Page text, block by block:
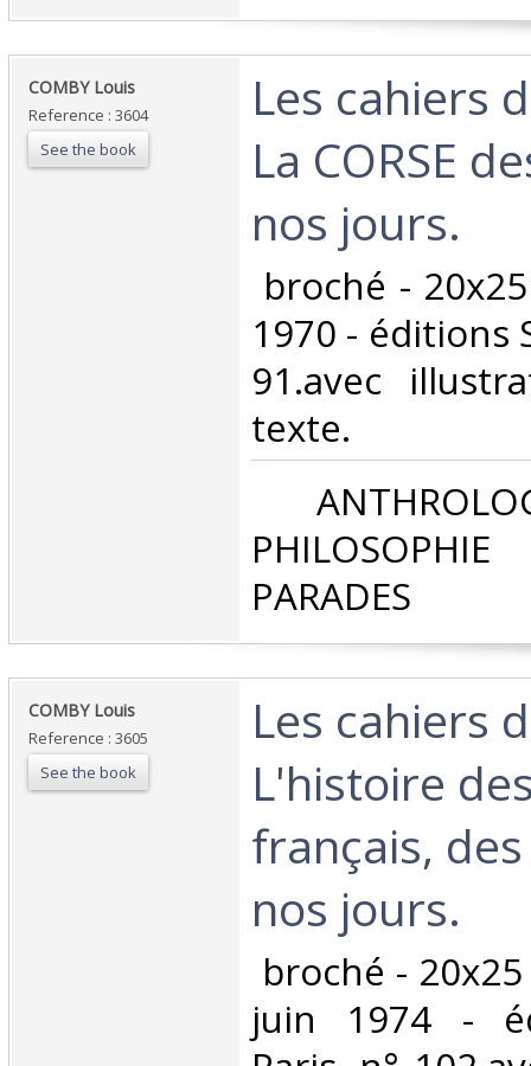
‎COMBY Louis‎
Reference : 3604
See the book
‎Les cahiers
La CORSE
nos jours.‎
broché -
1970 - éditions
91.avec
texte.‎
PHILOSOPHIE
PARADES‎
‎COMBY Louis‎
Reference : 3605
See the book
‎Les cahiers
L'histoire
français,
nos jours.‎
broché -
juin 1974 -